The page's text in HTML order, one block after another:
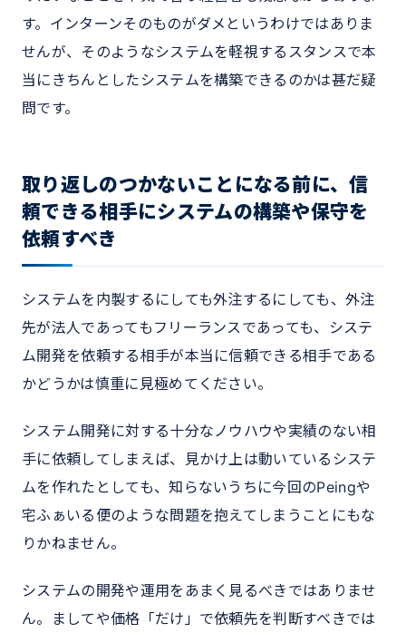
す。インターンそのものがダメというわけではありま
せんが、そのようなシステムを軽視するスタンスで本
当にきちんとしたシステムを構築できるのかは甚だ疑
問です。
取り返しのつかないことになる前に、信
頼できる相手にシステムの構築や保守を
依頼すべき
システムを内製するにしても外注するにしても、外注
先が法人であってもフリーランスであっても、システ
ム開発を依頼する相手が本当に信頼できる相手である
かどうかは慎重に見極めてください。
システム開発に対する十分なノウハウや実績のない相
手に依頼してしまえば、見かけ上は動いているシステ
ムを作れたとしても、知らないうちに今回のPeingや
宅ふぁいる便のような問題を抱えてしまうことにもな
りかねません。
システムの開発や運用をあまく見るべきではありませ
ん。ましてや価格「だけ」で依頼先を判断すべきでは